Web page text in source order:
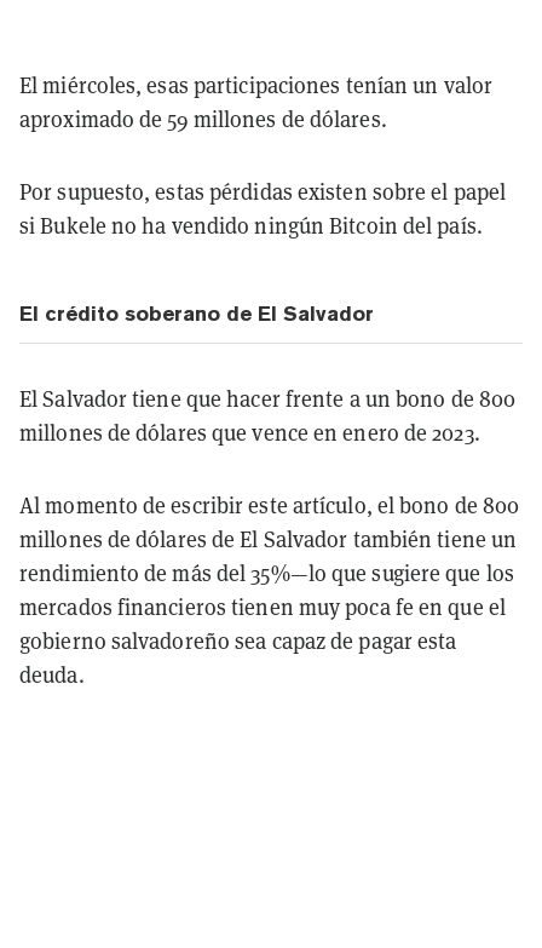
El miércoles, esas participaciones tenían un valor
aproximado de 59 millones de dólares.
Por supuesto, estas pérdidas existen sobre el papel
si Bukele no ha vendido ningún Bitcoin del país.
El crédito soberano de El Salvador
El Salvador tiene que hacer frente a un bono de 800
millones de dólares que vence en enero de 2023.
Al momento de escribir este artículo, el bono de 800
millones de dólares de El Salvador también tiene un
rendimiento de más del 35%—lo que sugiere que los
mercados financieros tienen muy poca fe en que el
gobierno salvadoreño sea capaz de pagar esta
deuda.